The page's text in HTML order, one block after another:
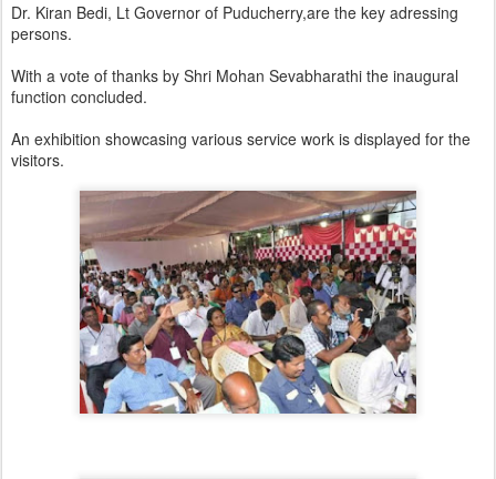
Dr. Kiran Bedi, Lt Governor of Puducherry,are the key adressing
persons.
With a vote of thanks by Shri Mohan Sevabharathi the inaugural
function concluded.
An exhibition showcasing various service work is displayed for the
visitors.